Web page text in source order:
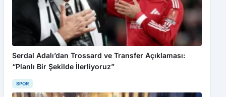
Serdal Adalı’dan Trossard ve Transfer Açıklaması:
“Planlı Bir Şekilde İlerliyoruz”
SPOR